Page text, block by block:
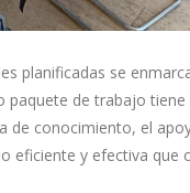
planificadas se
paquete de trabajo
de conocimiento, el
eficiente y efectiva que